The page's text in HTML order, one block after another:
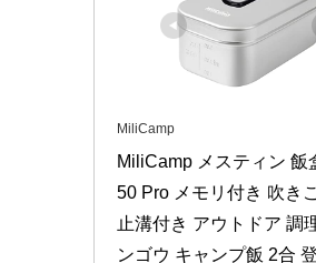
MiliCamp
MiliCamp メスティン 飯
50 Pro メモリ付き 吹き
止溝付き アウトドア 調
ンゴウ キャンプ飯 2合